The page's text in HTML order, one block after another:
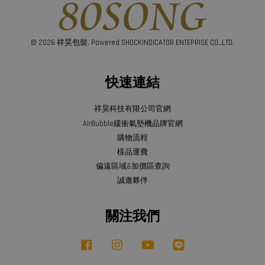
© 2026 祥昊包裝. Powered SHOCKINDICATOR ENTEPRISE CO.,LTD.
快速連結
祥昊科技有限公司官網
AirBubble緩衝氣墊機品牌官網
購物流程
樣品運費
偏遠區域&加價區查詢
誠邀夥伴
關注我們
Facebook Instagram YouTube